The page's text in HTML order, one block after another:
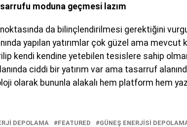
moduna geçmesi lazım
da bilinçlendirilmesi gerektiğini
yapılan yatırımlar çok güzel ama mevcut
kendi kendine yetebilen tesislere sahip
ciddi bir yatırım var ama tasarruf
olarak bununla alakalı hem platform hem
DEPOLAMA FEATURED GÜNEŞ ENERJISI